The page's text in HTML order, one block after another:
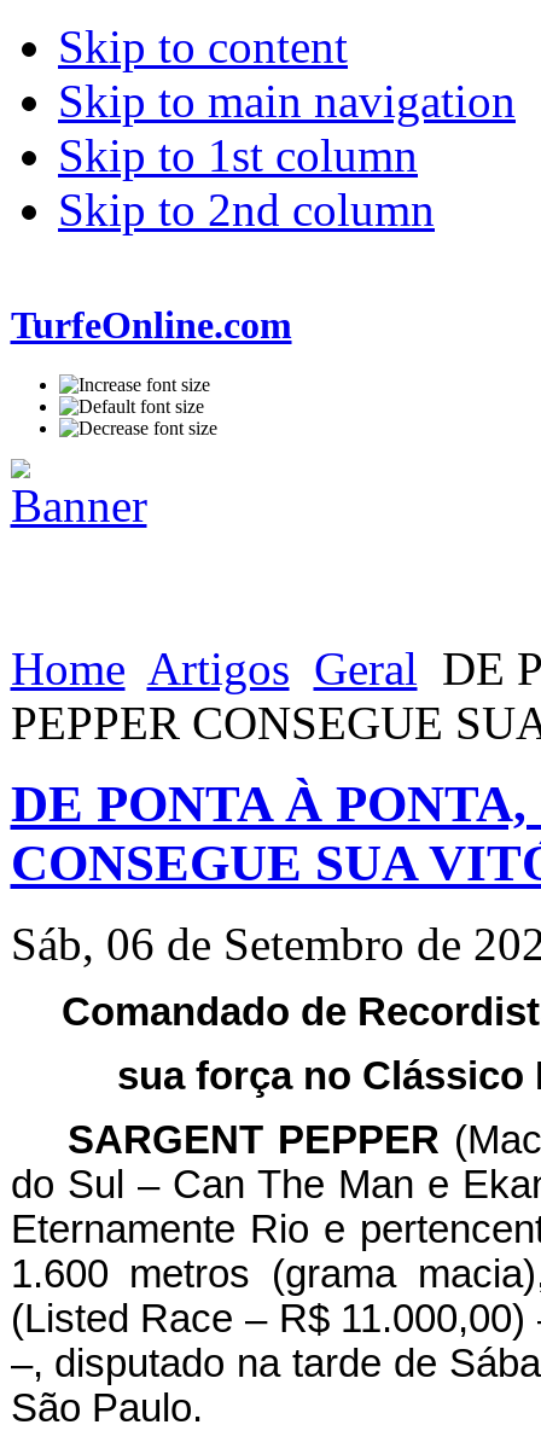
Skip to content
Skip to main navigation
Skip to 1st column
Skip to 2nd column
TurfeOnline.com
Home Artigos Geral DE
PEPPER CONSEGUE
DE PONTA À
CONSEGUE SUA
Sáb, 06 de Setembro de
Comandado de
sua força no Clássico
SARGENT PEPPER
do Sul – Can The Man e
Eternamente Rio e
1.600 metros (grama
(Listed Race – R$
–, disputado na tarde de
São Paulo.